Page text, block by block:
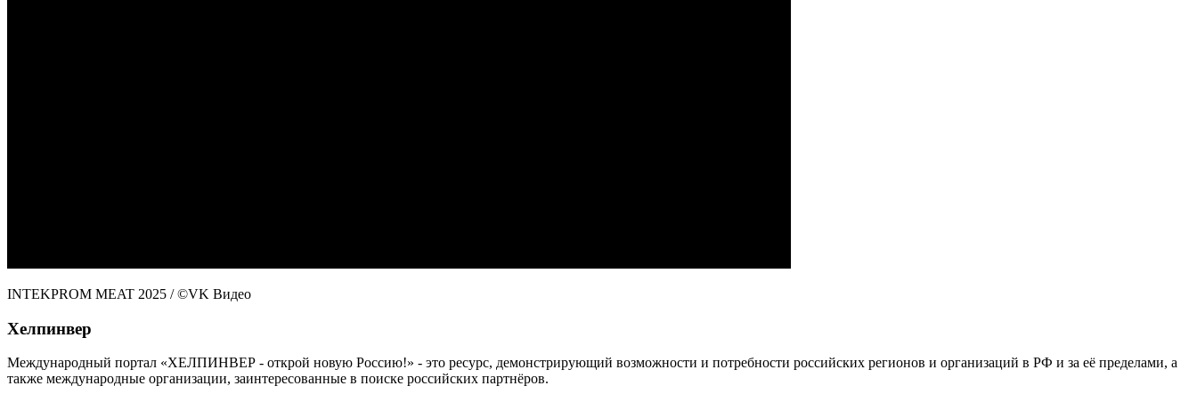
INTEKPROM MEAT 2025 / ©VK Видео
Хелпинвер
Международный портал «ХЕЛПИНВЕР - открой новую Россию!» - это ресурс, демонстрирующий возможности и потребности российских регионов и организаций в РФ и за её пределами, а
также международные организации, заинтересованные в поиске российских партнёров.